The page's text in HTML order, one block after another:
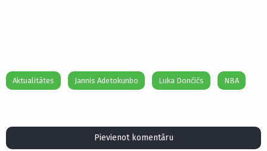
Aktualitātes Jannis Adetokunbo Luka Dončičs NBA
Pievienot komentāru